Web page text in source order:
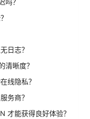
日志？
清晰度？
线隐私？
务商？
才能获得良好体验？